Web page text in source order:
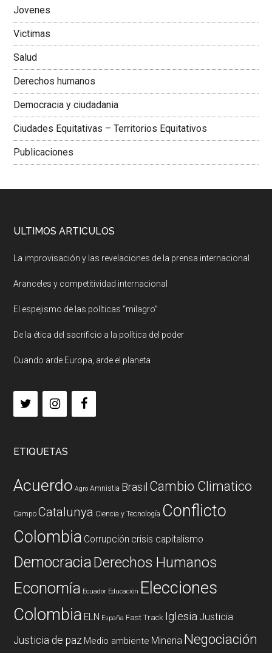
Jovenes
Victimas
Salud
Derechos humanos
Democracia y ciudadania
Ciudades Equitativas – Territorios Equitativos
Publicaciones
ULTIMOS ARTICULOS
La improvisación y las revelaciones de la prensa internacional
Aranceles y competitividad internacional
El espejismo de las políticas “milagro”
De la ética del sacrificio a la política del poder
Cuando arde Europa, arde el planeta
ETIQUETAS
Acuerdo Agro Amnistia Brasil Cambio Climatico
Campo Catalunya Ciencia y Tecnología Conflicto
Colombia Corrupción crisis capitalismo
DemocraciaDerechos Humanos
Economía Ecuador Educación Elecciones
Colombia ELN España Fast Track Iglesia Justicia
Justicia de paz Medio ambiente Mineria Negociación